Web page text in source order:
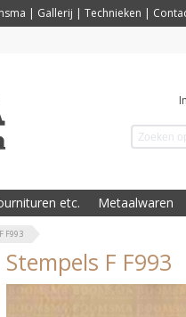
| Gallerij | Technieken |
etc. Metaalwaren
F993
Stempels F F993